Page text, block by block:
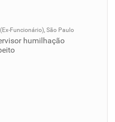
Funcionário), São Paulo
humilhação